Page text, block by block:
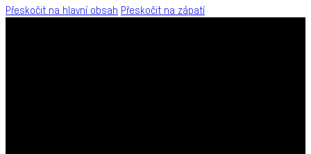
Přeskočit na hlavní obsah Přeskočit na zápatí